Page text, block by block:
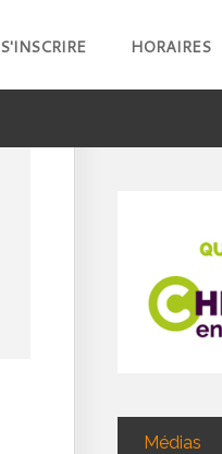
S'INSCRIRE HORAIRES
Médias